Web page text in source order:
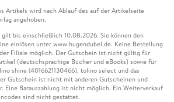
Artikels wird nach Ablauf des auf der Artikelseite
angehoben.
gilt bis einschließlich 10.08.2026. Sie können den
einlösen unter www.hugendubel.de. Keine Bestellung
Filiale möglich. Der Gutschein ist nicht gültig für
(deutschsprachige Bücher und eBooks) sowie für
shine (4016621130466), tolino select und das
Gutschein ist nicht mit anderen Gutscheinen und
Eine Barauszahlung ist nicht möglich. Ein Weiterverkauf
sind nicht gestattet.